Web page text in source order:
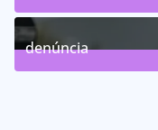
denúncia